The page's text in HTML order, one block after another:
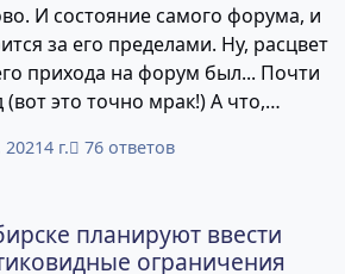
И состояние самого форума, и
за его пределами. Ну, расцвет
прихода на форум был... Почти
это точно мрак!) А что,
4 г. 76 ответов
планируют ввести
ограничения